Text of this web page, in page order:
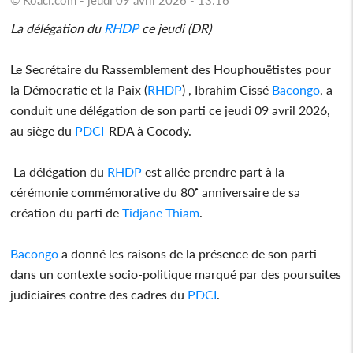
La délégation du RHDPce jeudi (DR)
Le Secrétaire du Rassemblement des Houphouëtistes pour
la Démocratie et la Paix (RHDP) , Ibrahim Cissé Bacongo , a
conduit une délégation de son parti ce jeudi 09 avril 2026,
au siège du PDCI-RDA à Cocody.
La délégation du RHDP est allée prendre part à la
cérémonie commémorative du 80ᵉ anniversaire de sa
création du parti deTidjane Thiam
Bacongo a donné les raisons de la présence de son parti
dans un contexte socio-politique marqué par des poursuites
judiciaires contre des cadres du PDCI